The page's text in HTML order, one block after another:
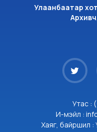
Улаанбаатар
Утас :
И-мэйл :
Хаяг, байршил :